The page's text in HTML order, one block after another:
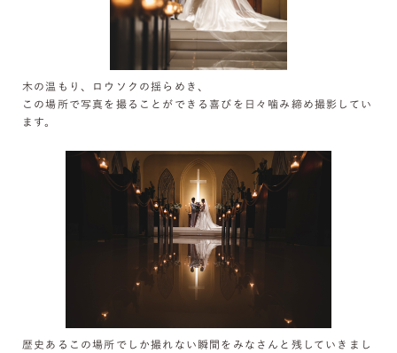
木の温もり、ロウソクの揺らめき、
この場所で写真を撮ることができる喜びを日々噛み締め撮影してい
ます。
歴史あるこの場所でしか撮れない瞬間をみなさんと残していきまし